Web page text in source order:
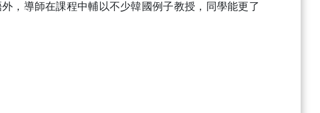
，導師在課程中輔以不少韓國例子教授，同學能更了